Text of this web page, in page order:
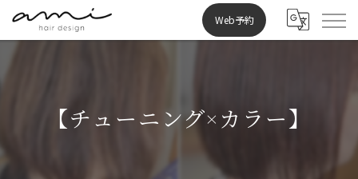
Web予約
【チューニング×カラー】